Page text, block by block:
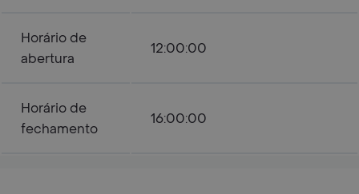
Horário de
abertura
12:00:00
Horário de
fechamento
16:00:00